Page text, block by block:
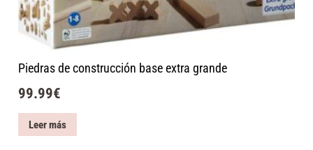
Piedras de construcción base extra grande
99.99€
Leer más